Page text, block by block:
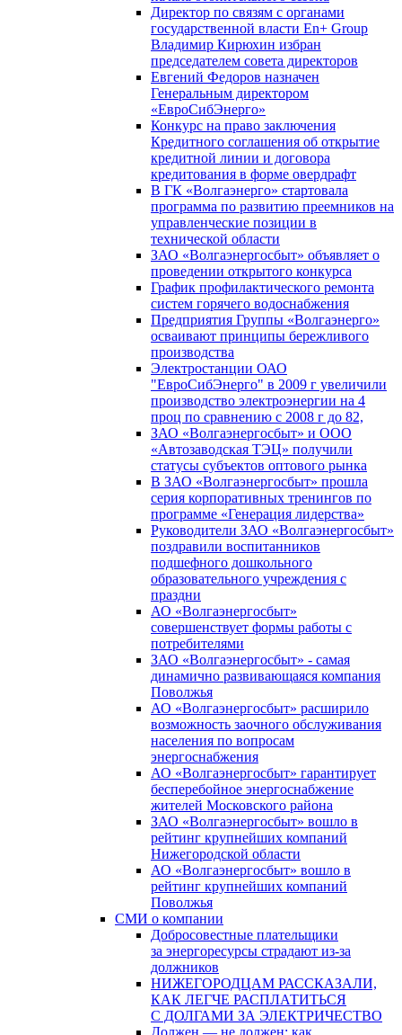
Директор по связям с органами
государственной власти En+ Group
Владимир Кирюхин избран
председателем совета директоров
Евгений Федоров назначен
Генеральным директором
«ЕвроСибЭнерго»
Конкурс на право заключения
Кредитного соглашения об открытие
кредитной линии и договора
кредитования в форме овердрафт
В ГК «Волгаэнерго» стартовала
программа по развитию преемников на
управленческие позиции в
технической области
ЗАО «Волгаэнергосбыт» объявляет о
проведении открытого конкурса
График профилактического ремонта
систем горячего водоснабжения
Предприятия Группы «Волгаэнерго»
осваивают принципы бережливого
производства
Электростанции ОАО
"ЕвроСибЭнерго" в 2009 г увеличили
производство электроэнергии на 4
проц по сравнению с 2008 г до 82,
ЗАО «Волгаэнергосбыт» и ООО
«Автозаводская ТЭЦ» получили
статусы субъектов оптового рынка
В ЗАО «Волгаэнергосбыт» прошла
серия корпоративных тренингов по
программе «Генерация лидерства»
Руководители ЗАО «Волгаэнергосбыт»
поздравили воспитанников
подшефного дошкольного
образовательного учреждения с
праздни
АО «Волгаэнергосбыт»
совершенствует формы работы с
потребителями
ЗАО «Волгаэнергосбыт» - самая
динамично развивающаяся компания
Поволжья
АО «Волгаэнергосбыт» расширило
возможность заочного обслуживания
населения по вопросам
энергоснабжения
АО «Волгаэнергосбыт» гарантирует
бесперебойное энергоснабжение
жителей Московского района
ЗАО «Волгаэнергосбыт» вошло в
рейтинг крупнейших компаний
Нижегородской области
АО «Волгаэнергосбыт» вошло в
рейтинг крупнейших компаний
Поволжья
СМИ о компании
Добросовестные плательщики
за энергоресурсы страдают из-за
должников
НИЖЕГОРОДЦАМ РАССКАЗАЛИ,
КАК ЛЕГЧЕ РАСПЛАТИТЬСЯ
С ДОЛГАМИ ЗА ЭЛЕКТРИЧЕСТВО